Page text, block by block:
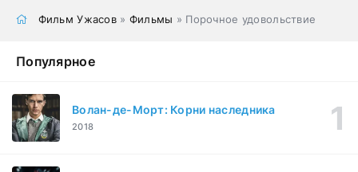
Фильм Ужасов» Фильмы » Порочное удовольствие
Популярное
Волан-де-Морт: Корни наследника
2018